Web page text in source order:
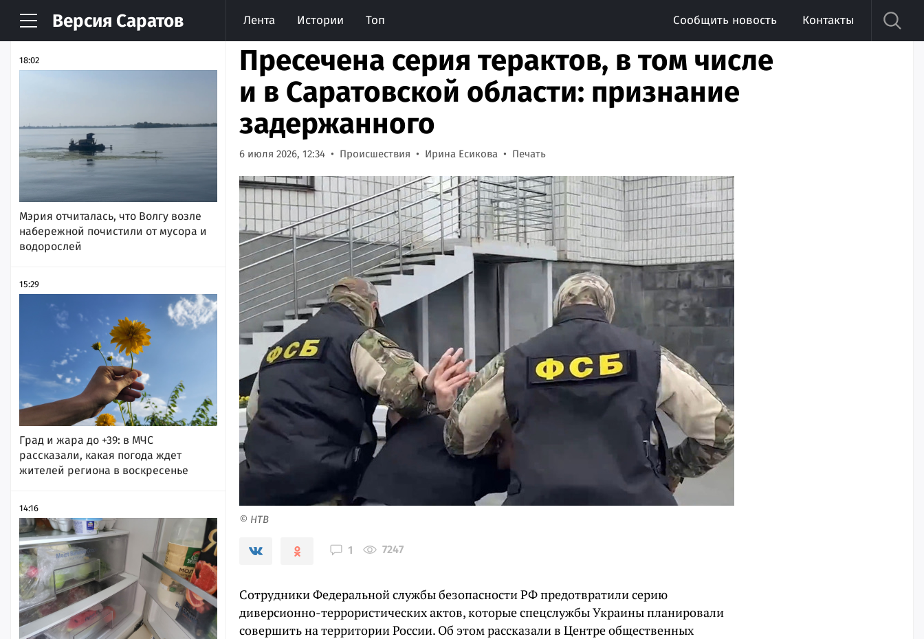
Версия Саратов Лента Истории Топ Сообщить новость Контакты
НОВОСТИ АРХИВ
18:02
Мэрия отчиталась, что Волгу возле
набережной почистили от мусора и
водорослей
15:29
Град и жара до +39: в МЧС
рассказали, какая погода ждет
жителей региона в воскресенье
14:16
Пресечена серия терактов, в том числе
и в Саратовской области: признание
задержанного
6 июля 2026, 12:34 Происшествия Ирина Есикова Печать
© НТВ
1 7247
Сотрудники Федеральной службы безопасности РФ предотвратили серию
диверсионно-террористических актов, которые спецслужбы Украины планировали
совершить на территории России. Об этом рассказали в Центре общественных